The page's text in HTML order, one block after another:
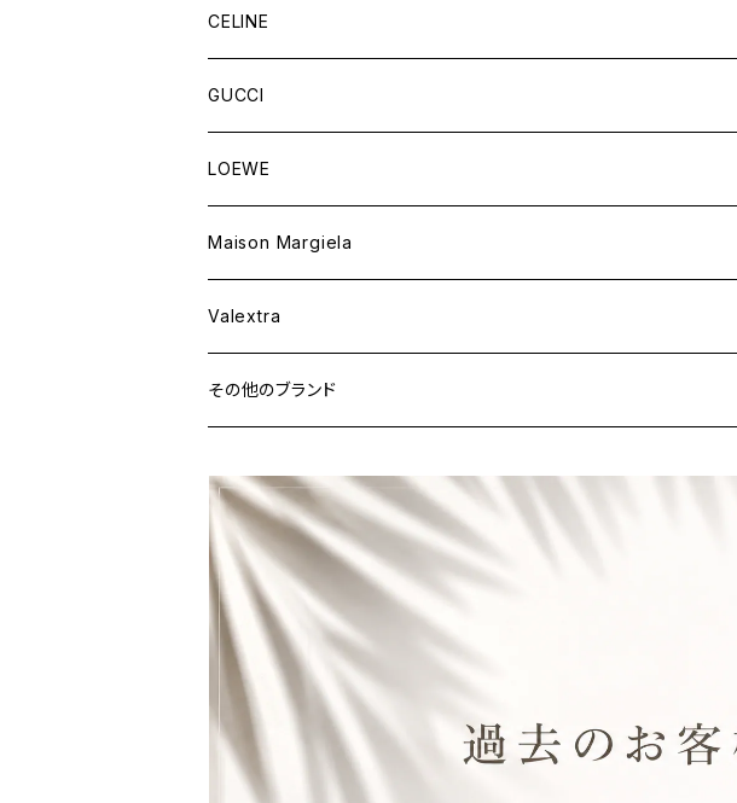
財布&小物
ウェア
バッグ
財布&小物
ウェア
CELINE
バッグ
財布&小物
ウェア
GUCCI
バッグ
財布&小物
ウェア
LOEWE
Maison Margiela
Valextra
その他のブランド
財布&小物
ウェア